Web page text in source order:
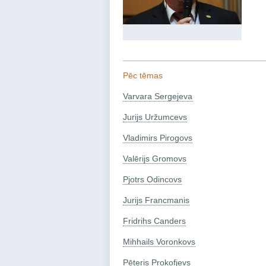
Pēc tēmas
Varvara Sergejeva
Jurijs Uržumcevs
Vladimirs Pirogovs
Valērijs Gromovs
Pjotrs Odincovs
Jurijs Francmanis
Fridrihs Canders
Mihhails Voronkovs
Pēteris Prokofjevs